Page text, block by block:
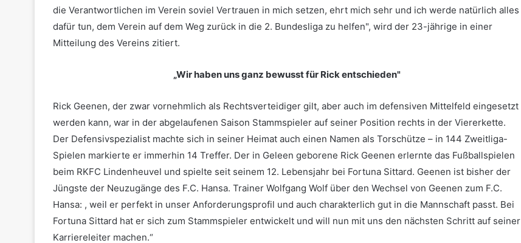
die Verantwortlichen im Verein soviel Vertrauen in mich setzen, ehrt mich sehr und ich werde natürlich alles
dafür tun, dem Verein auf dem Weg zurück in die 2. Bundesliga zu helfen", wird der 23-jährige in einer
Mitteilung des Vereins zitiert.
„Wir haben uns ganz bewusst für Rick entschieden"
Rick Geenen, der zwar vornehmlich als Rechtsverteidiger gilt, aber auch im defensiven Mittelfeld eingesetzt
werden kann, war in der abgelaufenen Saison Stammspieler auf seiner Position rechts in der Viererkette.
Der Defensivspezialist machte sich in seiner Heimat auch einen Namen als Torschütze – in 144 Zweitliga-
Spielen markierte er immerhin 14 Treffer. Der in Geleen geborene Rick Geenen erlernte das Fußballspielen
beim RKFC Lindenheuvel und spielte seit seinem 12. Lebensjahr bei Fortuna Sittard. Geenen ist bisher der
Jüngste der Neuzugänge des F.C. Hansa. Trainer Wolfgang Wolf über den Wechsel von Geenen zum F.C.
Hansa: , weil er perfekt in unser Anforderungsprofil und auch charakterlich gut in die Mannschaft passt. Bei
Fortuna Sittard hat er sich zum Stammspieler entwickelt und will nun mit uns den nächsten Schritt auf seiner
Karriereleiter machen.“